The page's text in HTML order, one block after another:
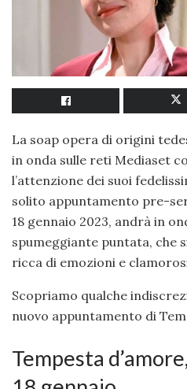
La soap opera di origini
in onda sulle reti Mediaset
l’attenzione dei suoi
solito appuntamento pre-
18 gennaio 2023, andrà in
spumeggiante puntata, che
ricca di emozioni e
Scopriamo qualche
nuovo appuntamento di
Tempesta